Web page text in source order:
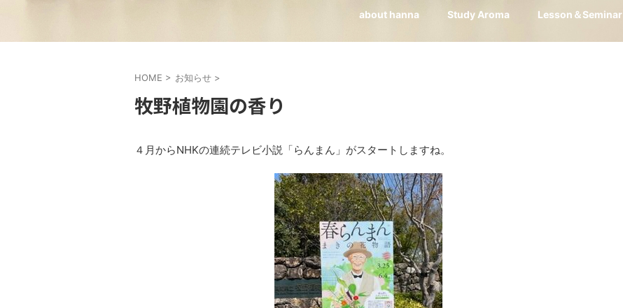
about hanna Study Aroma Lesson＆Seminar
HOME > お知らせ >
牧野植物園の香り
４月からNHKの連続テレビ小説「らんまん」がスタートしますね。